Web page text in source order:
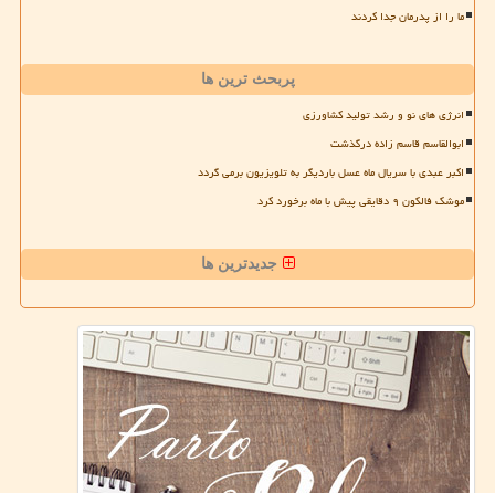
ما را از پدرمان جدا کردند
پربحث ترین ها
انرژی های نو و رشد تولید کشاورزی
ابوالقاسم قاسم زاده درگذشت
اکبر عبدی با سریال ماه عسل باردیگر به تلویزیون برمی گردد
موشک فالکون ۹ دقایقی پیش با ماه برخورد کرد
جدیدترین ها